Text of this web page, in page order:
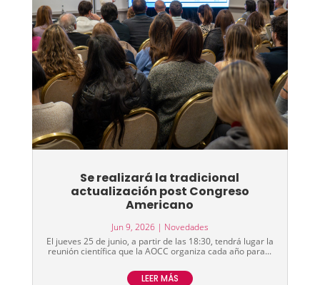
Se realizará la tradicional
actualización post Congreso
Americano
Jun 9, 2026| Novedades
El jueves 25 de junio, a partir de las 18:30, tendrá lugar la
reunión científica que la AOCC organiza cada año para...
LEER MÁS